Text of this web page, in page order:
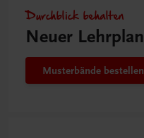
Durchblick behalten
Neuer Lehrplan
Musterbände bestellen